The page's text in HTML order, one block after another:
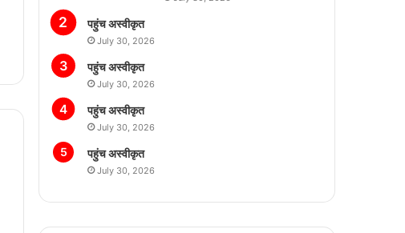
पहुंच अस्वीकृत
July 30, 2026
पहुंच अस्वीकृत
July 30, 2026
पहुंच अस्वीकृत
July 30, 2026
पहुंच अस्वीकृत
July 30, 2026